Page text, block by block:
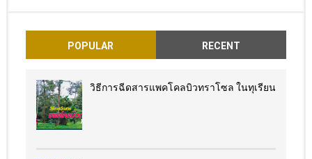
POPULAR RECENT
วิธีการฉีดสารแพคโคลบิวทราโซล ในทุเรียน